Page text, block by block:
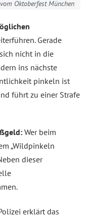
Oktoberfest München
Gerade
nicht in die
ins nächste
pinkeln ist
führt zu einer Strafe
Wer beim
„Wildpinkeln
dieser
erklärt das